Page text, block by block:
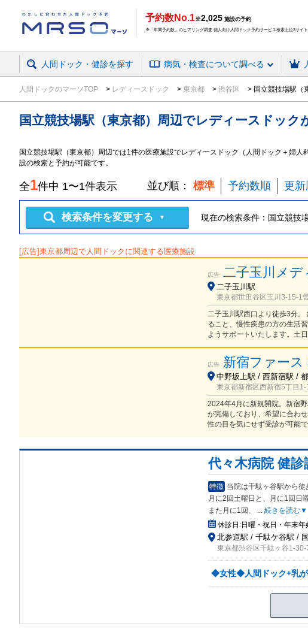
予約数No.1※2,025 施設の予約
※「年間予約数」のヒアリング調査 個人向け人間ドック予約サービス検索上位3サイ
人間ドック・健診を探す 病気・検査について調べる
人間ドックのマーソTOP レディースドック 東京都 渋谷区 国立競技場駅（
国立競技場駅（東京都）周辺でレディースドック
国立競技場駅（東京都）周辺では1件の医療施設でレディースドック（人間ドック＋婦
設の検索と予約が可能です。
全1件中 1〜1件表示 並び順： 標準 予約数順 更新
検索条件を変更する ▼ 現在の検索条件： 国立競技
[広告]東京都周辺で人間ドックに関連する医療施設
広告 二子玉川メデ
二子玉川駅
東京都世田谷区玉川3-15-1
二子玉川駅西口より徒歩3分
ること、慢性疾患の方の生活
ようサポートいたします。土
広告 新宿ファー
中野坂上駅 / 西新宿駅 /
東京都新宿区西新宿5丁目
2024年4月に新規開院。新宿
が完備しており、希望に合わ
性の目を気にせず受診が可能で
代々木病院 健診
特徴 当院は千駄ヶ谷駅から徒
月に2回土曜日と、月に1回日
また月に1回、
... 続きを読む▼
休診日:日曜・祝日・年末
北参道駅 / 千駄ケ谷駅 /
東京都渋谷区千駄ヶ谷1-30-
◆女性◆人間ドック+乳が